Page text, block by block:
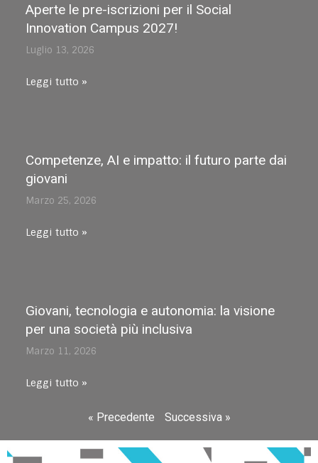
Aperte le pre-iscrizioni per il Social
Innovation Campus 2027!
Luglio 13, 2026
Leggi tutto »
Competenze, AI e impatto: il futuro parte dai
giovani
Marzo 25, 2026
Leggi tutto »
Giovani, tecnologia e autonomia: la visione
per una società più inclusiva
Marzo 11, 2026
Leggi tutto »
« Precedente Successiva »